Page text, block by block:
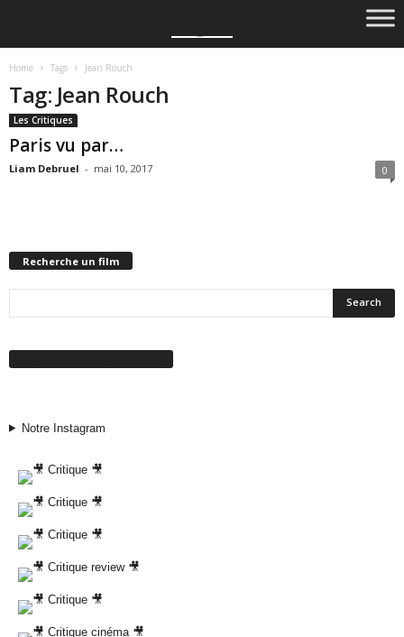
Home Tags Jean Rouch
Tag: Jean Rouch
Les Critiques
Paris vu par…
Liam Debruel - mai 10, 2017 0
Recherche un film
Notre Instagram